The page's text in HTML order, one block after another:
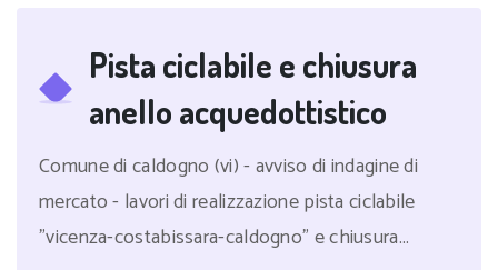
Pista ciclabile e chiusura
anello acquedottistico
Comune di caldogno (vi) - avviso di indagine di
mercato - lavori di realizzazione pista ciclabile
"vicenza-costabissara-caldogno" e chiusura...